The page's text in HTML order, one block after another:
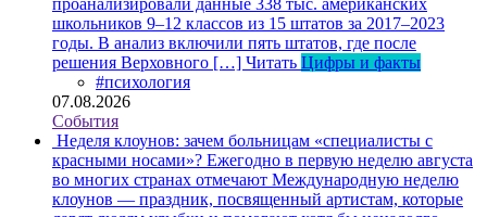
школьников 9–12 классов из 15 штатов за 2017–2023
годы. В анализ включили пять штатов, где после
решения Верховного […] Читать Цифры и факты
#психология
07.08.2026
События
Неделя клоунов: зачем больницам «специалисты с
красными носами»? Ежегодно в первую неделю августа
во многих странах отмечают Международную неделю
клоунов — праздник, посвященный артистам, которые